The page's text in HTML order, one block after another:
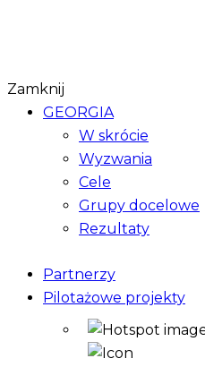
Zamknij
GEORGIA
W skrócie
Wyzwania
Cele
Grupy docelowe
Rezultaty
Partnerzy
Pilotażowe projekty